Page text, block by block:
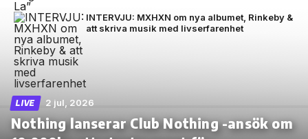
INTERVJU: MXHXN om nya albumet, Rinkeby &
att skriva musik med livserfarenhet
LIVE 2 jul, 2026
Nothing lanserar Club Nothing -ansök om